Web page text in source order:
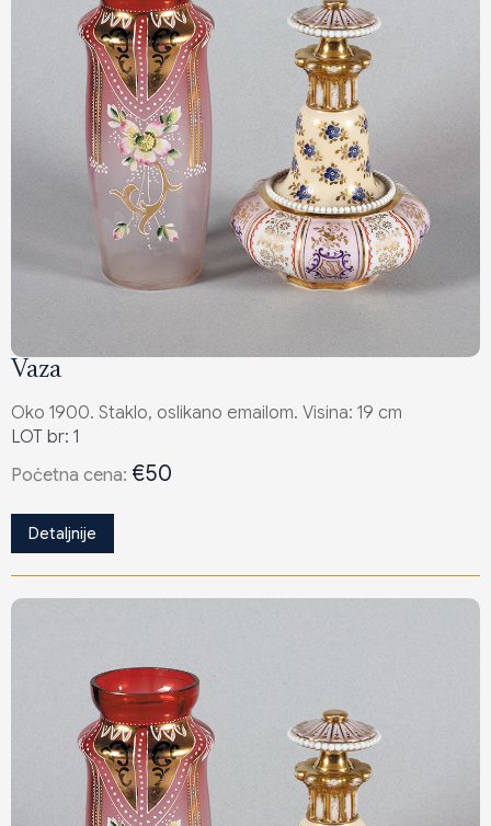
Vaza
Oko 1900. Staklo, oslikano emailom. Visina: 19 cm
LOT br: 1
Poċetna cena: €50
Detaljnije